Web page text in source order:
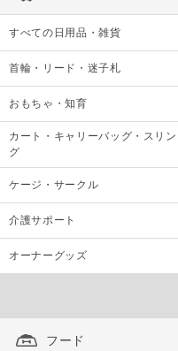
すべての日用品・雑貨
首輪・リード・迷子札
おもちゃ・知育
カート・キャリーバッグ・スリン
グ
ケージ・サークル
介護サポート
オーナーグッズ
フード